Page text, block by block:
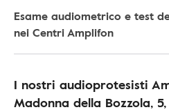
Esame audiometrico e test
nei Centri Amplifon
I nostri audioprotesisti
Madonna della Bozzola,